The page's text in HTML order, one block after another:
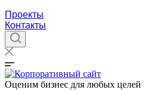
Проекты
Контакты
Оценим бизнес для любых целей